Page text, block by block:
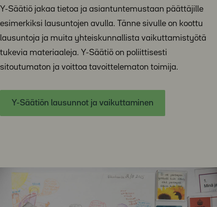
Y-Säätiö jakaa tietoa ja asiantuntemustaan päättäjille
esimerkiksi lausuntojen avulla. Tänne sivulle on koottu
lausuntoja ja muita yhteiskunnallista vaikuttamistyötä
tukevia materiaaleja. Y-Säätiö on poliittisesti
sitoutumaton ja voittoa tavoittelematon toimija.
Y-Säätiön lausunnot ja vaikuttaminen